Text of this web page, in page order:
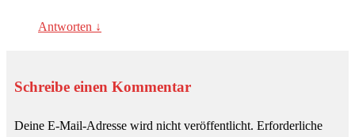
Antworten ↓
Schreibe einen Kommentar
Deine E-Mail-Adresse wird nicht veröffentlicht. Erforderliche